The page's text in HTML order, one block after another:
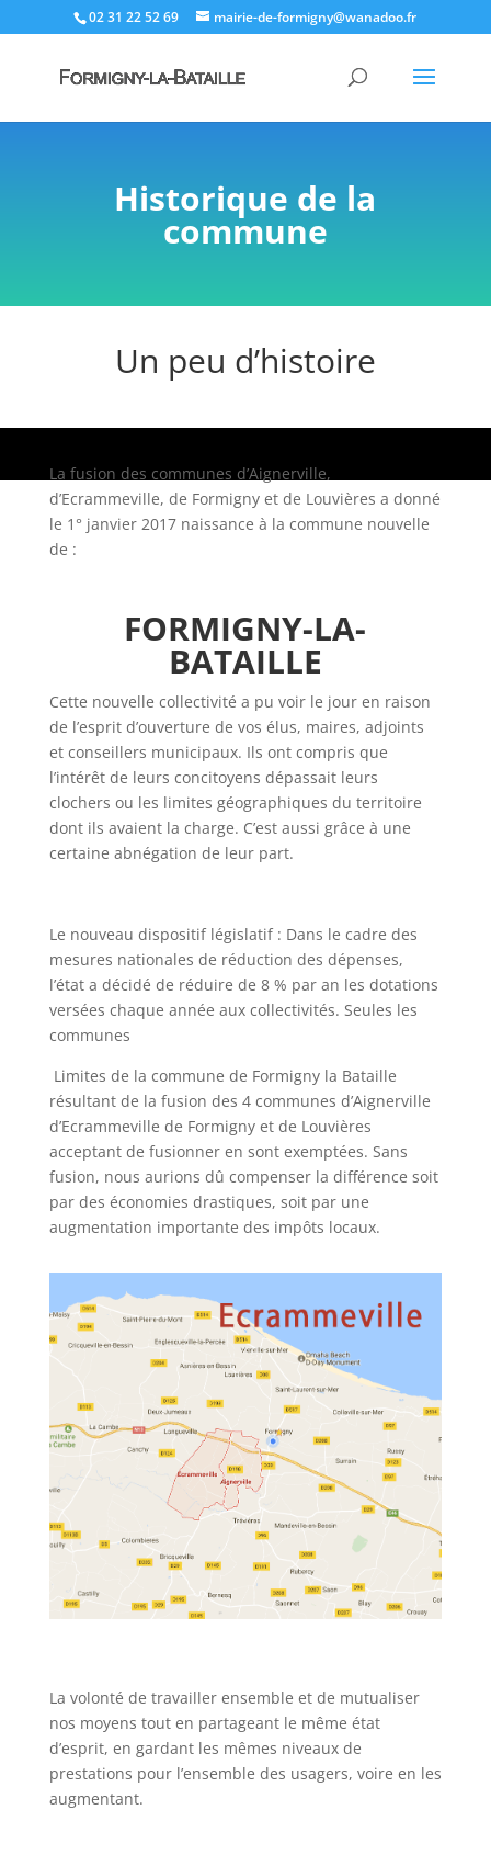
02 31 22 52 69 mairie-de-formigny@wanadoo.fr
Historique de la
commune
Un peu d’histoire
La fusion des communes d’Aignerville,
d’Ecrammeville, de Formigny et de Louvières a donné
le 1° janvier 2017 naissance à la commune nouvelle
de :
FORMIGNY-LA-
BATAILLE
Cette nouvelle collectivité a pu voir le jour en raison
de l’esprit d’ouverture de vos élus, maires, adjoints
et conseillers municipaux. Ils ont compris que
l’intérêt de leurs concitoyens dépassait leurs
clochers ou les limites géographiques du territoire
dont ils avaient la charge. C’est aussi grâce à une
certaine abnégation de leur part.
​Le nouveau dispositif législatif : Dans le cadre des
mesures nationales de réduction des dépenses,
l’état a décidé de réduire de 8 % par an les dotations
versées chaque année aux collectivités. Seules les
communes
Limites de la commune de Formigny la Bataille
résultant de la fusion des 4 communes d’Aignerville
d’Ecrammeville de Formigny et de Louvières
acceptant de fusionner en sont exemptées. Sans
fusion, nous aurions dû compenser la différence soit
par des économies drastiques, soit par une
augmentation importante des impôts locaux.
La volonté de travailler ensemble et de mutualiser
nos moyens tout en partageant le même état
d’esprit, en gardant les mêmes niveaux de
prestations pour l’ensemble des usagers, voire en les
augmentant.